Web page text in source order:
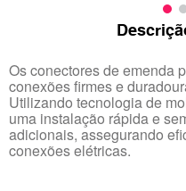
Os conectores de emenda
conexões firmes e
Utilizando tecnologia de
uma instalação rápida e
adicionais, assegurando
conexões elétricas.